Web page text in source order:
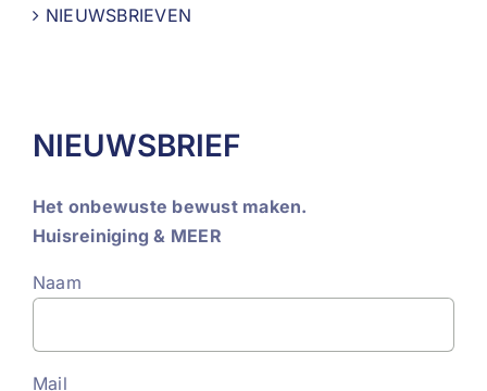
NIEUWSBRIEVEN
NIEUWSBRIEF
Het onbewuste bewust maken.
Huisreiniging & MEER
Naam
Mail